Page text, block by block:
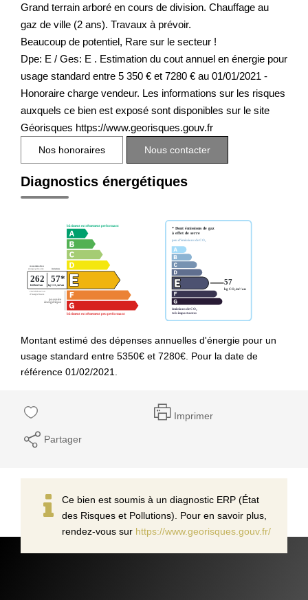
Grand terrain arboré en cours de division. Chauffage au
gaz de ville (2 ans). Travaux à prévoir.
Beaucoup de potentiel, Rare sur le secteur !
Dpe: E / Ges: E . Estimation du cout annuel en énergie pour
usage standard entre 5 350 € et 7280 € au 01/01/2021 -
Honoraire charge vendeur. Les informations sur les risques
auxquels ce bien est exposé sont disponibles sur le site
Géorisques https://www.georisques.gouv.fr
Nos honoraires Nous contacter
Diagnostics énergétiques
Montant estimé des dépenses annuelles d'énergie pour un
usage standard entre 5350€ et 7280€. Pour la date de
référence 01/02/2021.
Imprimer
Partager
Ce bien est soumis à un diagnostic ERP (État
des Risques et Pollutions). Pour en savoir plus,
rendez-vous sur https://www.georisques.gouv.fr/